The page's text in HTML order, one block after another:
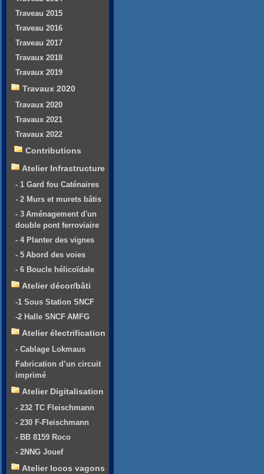
Traveau 2015
Traveau 2016
Traveau 2017
Travaux 2018
Travaux 2019
Travaux 2020
Travaux 2020
Travaux 2021
Travaux 2022
Contributions
Atelier Infrastructure
- 1 Gard fou Caténaires
- 2 Murs et murets bâtis
- 3 Aménagement d'un
double pont ferroviaire
- 4 Planter des vignes
- 5 Abord des voies
- 6 Boucle hélicoïdale
Atelier décor/bâti
-1 Sous Station SNCF
-2 Halle SNCF AMFG
Atelier électrification
- Cablage Lokmaus
Fabrication d’un circuit
imprimé
Atelier Digitalisation
- 232 TC Fleischmann
- 230 F-Fleischmann
- BB 8159 Roco
- 2NNG Jouef
Atelier locos vagons